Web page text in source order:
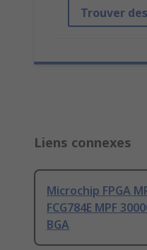
Trouver
Liens connexes
Microchip FPGA
FCG784E MPF
BGA